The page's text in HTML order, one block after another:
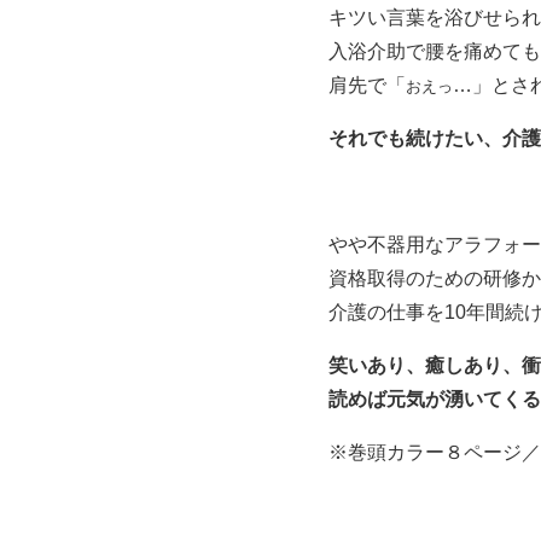
キツい言葉を浴びせら
入浴介助で腰を痛めても
肩先で「 おえっ …」とさ
それでも続けたい、介
やや不器用なアラフォ
資格取得のための研修
介護の仕事を10年間続
笑いあり、癒しあり、
読めば元気が湧いてく
※巻頭カラー８ページ